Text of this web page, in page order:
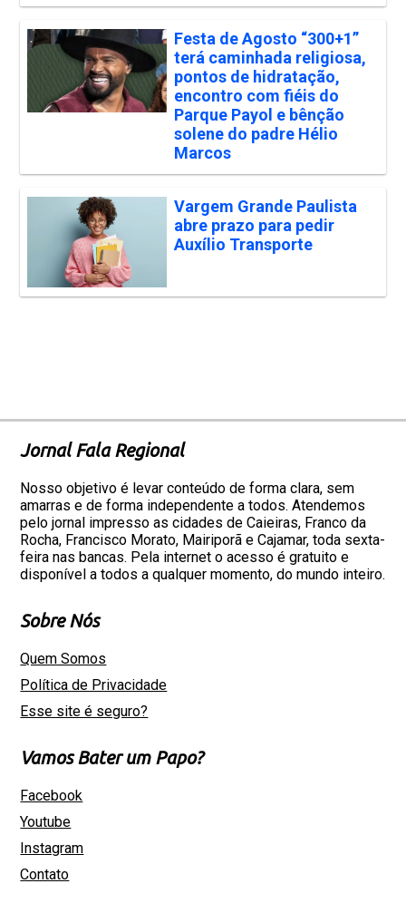
Festa de Agosto “300+1”
terá caminhada religiosa,
pontos de hidratação,
encontro com fiéis do
Parque Payol e bênção
solene do padre Hélio
Marcos
Vargem Grande Paulista
abre prazo para pedir
Auxílio Transporte
Jornal Fala Regional
Nosso objetivo é levar conteúdo de forma clara, sem
amarras e de forma independente a todos. Atendemos
pelo jornal impresso as cidades de Caieiras, Franco da
Rocha, Francisco Morato, Mairiporã e Cajamar, toda sexta-
feira nas bancas. Pela internet o acesso é gratuito e
disponível a todos a qualquer momento, do mundo inteiro.
Sobre Nós
Quem Somos
Política de Privacidade
Esse site é seguro?
Vamos Bater um Papo?
Facebook
Youtube
Instagram
Contato